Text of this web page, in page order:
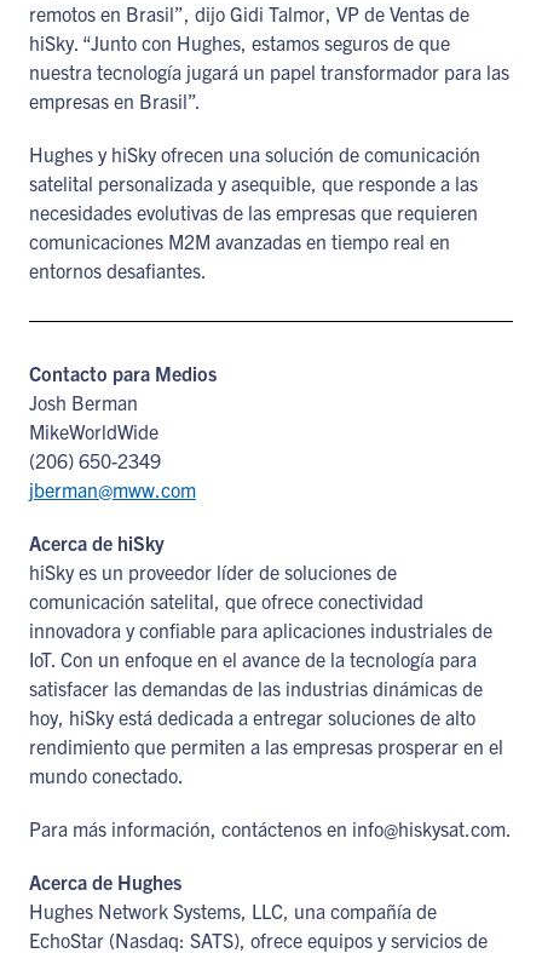
remotos en Brasil”, dijo Gidi Talmor, VP de Ventas de
hiSky. “Junto con Hughes, estamos seguros de que
nuestra tecnología jugará un papel transformador para las
empresas en Brasil”.
Hughes y hiSky ofrecen una solución de comunicación
satelital personalizada y asequible, que responde a las
necesidades evolutivas de las empresas que requieren
comunicaciones M2M avanzadas en tiempo real en
entornos desafiantes.
Contacto para Medios
Josh Berman
MikeWorldWide
(206) 650-2349
jberman@mww.com
Acerca de hiSky
hiSky es un proveedor líder de soluciones de
comunicación satelital, que ofrece conectividad
innovadora y confiable para aplicaciones industriales de
IoT. Con un enfoque en el avance de la tecnología para
satisfacer las demandas de las industrias dinámicas de
hoy, hiSky está dedicada a entregar soluciones de alto
rendimiento que permiten a las empresas prosperar en el
mundo conectado.
Para más información, contáctenos en info@hiskysat.com.
Acerca de Hughes
Hughes Network Systems, LLC, una compañía de
EchoStar (Nasdaq: SATS), ofrece equipos y servicios de